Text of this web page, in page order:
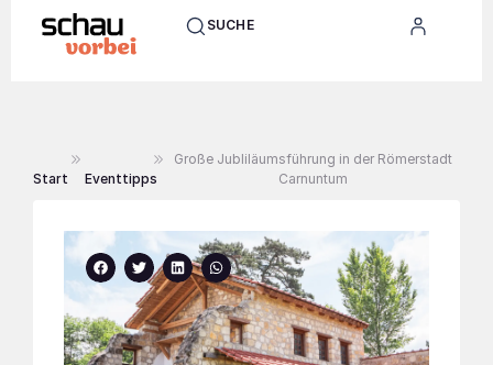
SUCHE
Start Eventtipps
Große Jubliläumsführung in der Römerstadt
Carnuntum